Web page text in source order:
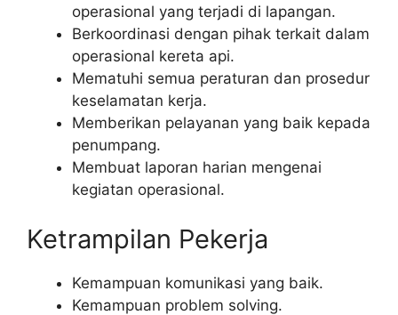
operasional yang terjadi di lapangan.
Berkoordinasi dengan pihak terkait dalam
operasional kereta api.
Mematuhi semua peraturan dan prosedur
keselamatan kerja.
Memberikan pelayanan yang baik kepada
penumpang.
Membuat laporan harian mengenai
kegiatan operasional.
Ketrampilan Pekerja
Kemampuan komunikasi yang baik.
Kemampuan problem solving.